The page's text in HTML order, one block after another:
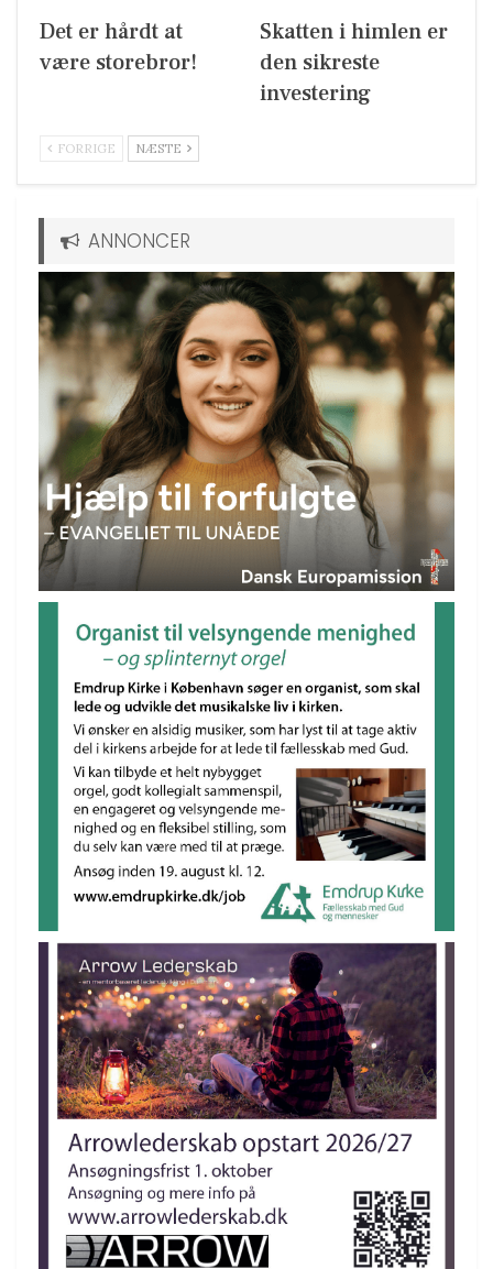
Det er hårdt at
være storebror!
Skatten i himlen er
den sikreste
investering
FORRIGE NÆSTE
ANNONCER